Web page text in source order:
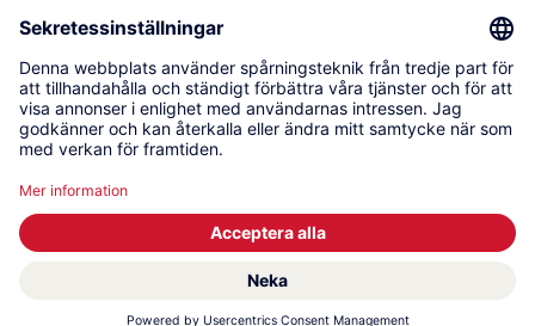
© 2026 KWC Group Management AG
Användarvillkor
Administratör
Skydd av personuppgifter